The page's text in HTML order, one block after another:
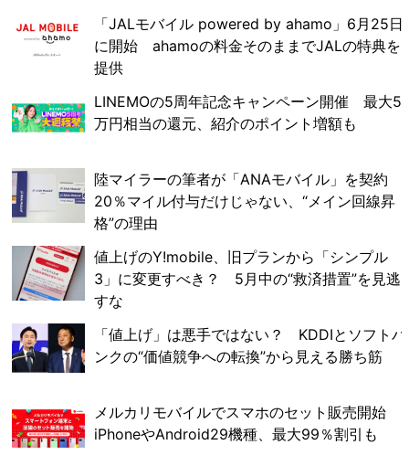
「JALモバイル powered by ahamo」6月25日
に開始 ahamoの料金そのままでJALの特典を
提供
LINEMOの5周年記念キャンペーン開催 最大5
万円相当の還元、紹介のポイント増額も
陸マイラーの筆者が「ANAモバイル」を契約
20％マイル付与だけじゃない、“メイン回線昇
格”の理由
値上げのY!mobile、旧プランから「シンプル
3」に変更すべき？ 5月中の“救済措置”を見逃
すな
「値上げ」は悪手ではない？ KDDIとソフトバ
ンクの“価値競争への転換”から見える勝ち筋
メルカリモバイルでスマホのセット販売開始
iPhoneやAndroid29機種、最大99％割引も